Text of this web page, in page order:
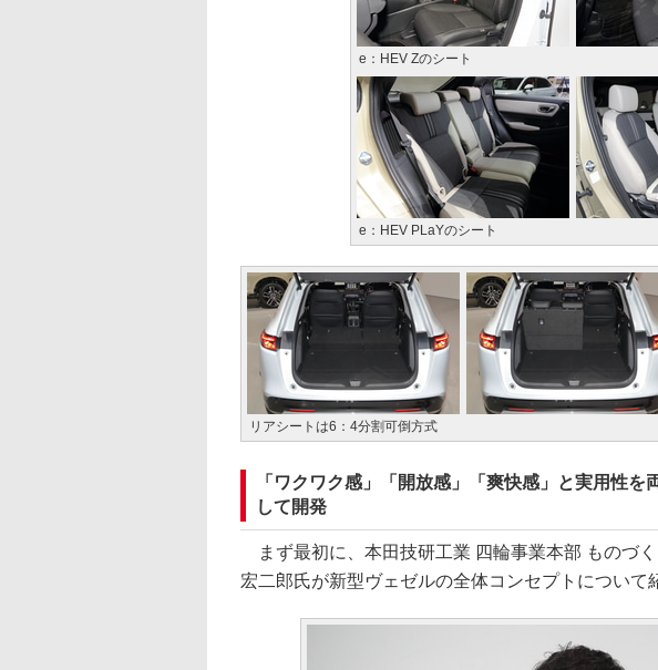
e：HEV Zのシート
e：HEV PLaYのシート
リアシートは6：4分割可倒方式
「ワクワク感」「開放感」「爽快感」と実用性
して開発
まず最初に、本田技研工業 四輪事業本部 ものづ
宏二郎氏が新型ヴェゼルの全体コンセプトについて